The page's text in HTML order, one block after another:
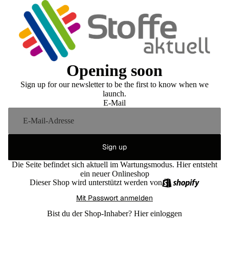
Opening soon
Sign up for our newsletter to be the first to know when we
launch.
E-Mail
Sign up
Die Seite befindet sich aktuell im Wartungsmodus. Hier entsteht
ein neuer Onlineshop
Dieser Shop wird unterstützt werden von
Mit Passwort anmelden
Bist du der Shop-Inhaber? Hier einloggen